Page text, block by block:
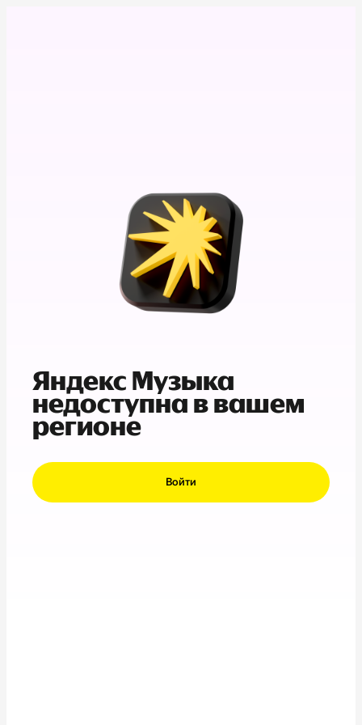
Яндекс Музыка
недоступна в вашем
регионе
Войти